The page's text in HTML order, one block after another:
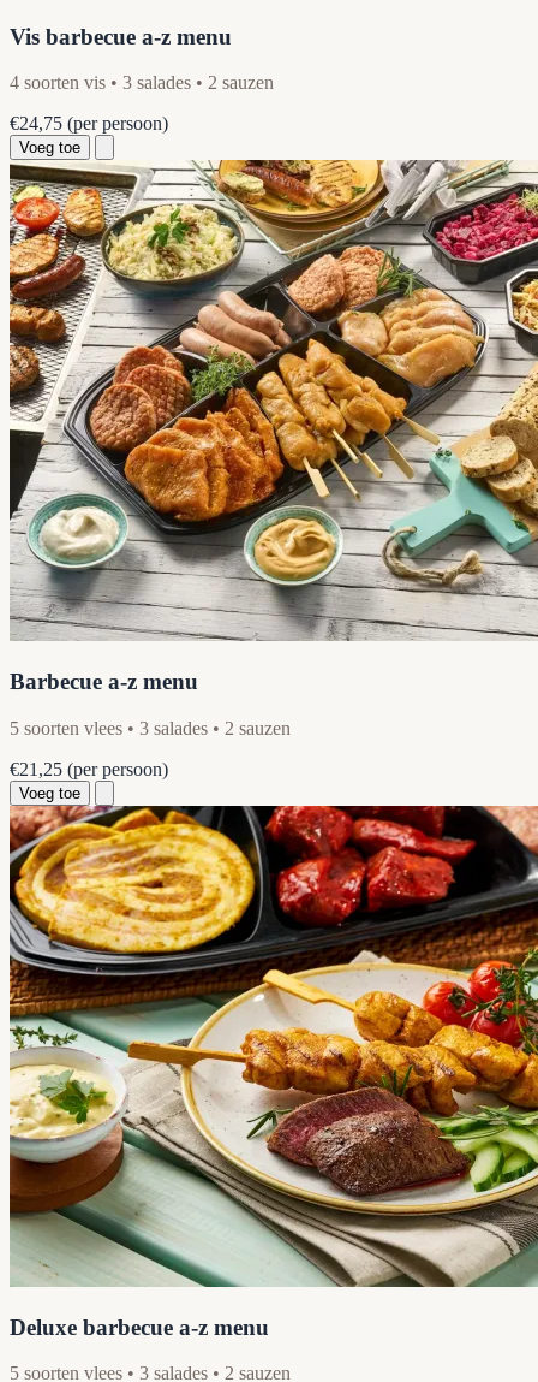
Vis barbecue a-z menu
4 soorten vis • 3 salades • 2 sauzen
€24,75 (per persoon)
Voeg toe
Barbecue a-z menu
5 soorten vlees • 3 salades • 2 sauzen
€21,25 (per persoon)
Voeg toe
Deluxe barbecue a-z menu
5 soorten vlees • 3 salades • 2 sauzen